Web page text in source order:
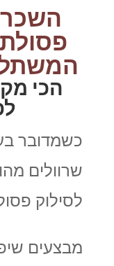
פסולת
הכי
כשמדובר
שרוולים
לסילוק
מבצעים